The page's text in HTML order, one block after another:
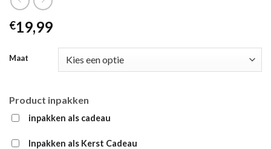
€19,99
Maat
Product inpakken
inpakken als cadeau
Inpakken als Kerst Cadeau